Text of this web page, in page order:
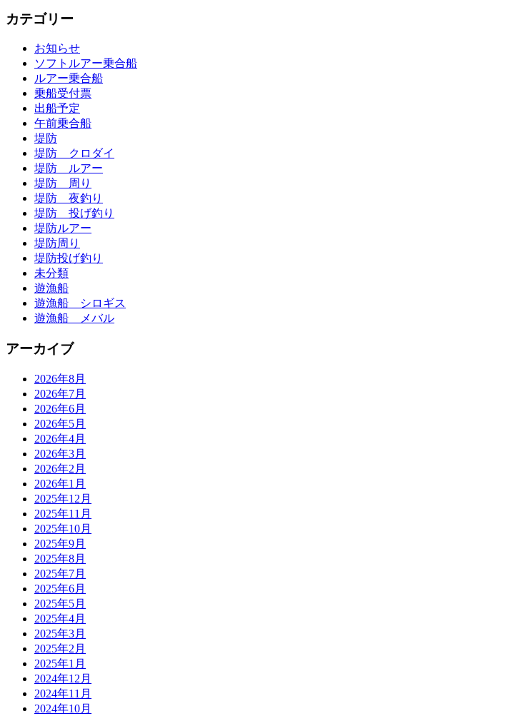
カテゴリー
お知らせ
ソフトルアー乗合船
ルアー乗合船
乗船受付票
出船予定
午前乗合船
堤防
堤防 クロダイ
堤防 ルアー
堤防 周り
堤防 夜釣り
堤防 投げ釣り
堤防ルアー
堤防周り
堤防投げ釣り
未分類
遊漁船
遊漁船 シロギス
遊漁船 メバル
アーカイブ
2026年8月
2026年7月
2026年6月
2026年5月
2026年4月
2026年3月
2026年2月
2026年1月
2025年12月
2025年11月
2025年10月
2025年9月
2025年8月
2025年7月
2025年6月
2025年5月
2025年4月
2025年3月
2025年2月
2025年1月
2024年12月
2024年11月
2024年10月